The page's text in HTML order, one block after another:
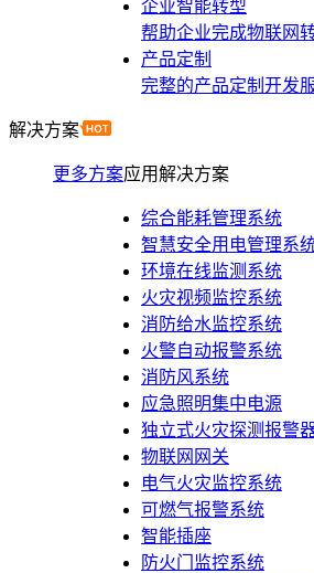
企业智能转型
帮助企业完成物联网
产品定制
完整的产品定制开发
解决方案
更多方案应用解决方案
综合能耗管理系统
智慧安全用电管理系
环境在线监测系统
火灾视频监控系统
消防给水监控系统
火警自动报警系统
消防风系统
应急照明集中电源
独立式火灾探测报警
物联网网关
电气火灾监控系统
可燃气报警系统
智能插座
防火门监控系统